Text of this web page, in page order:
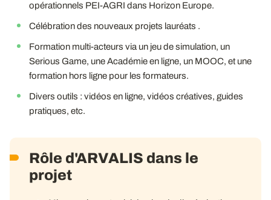
opérationnels PEI-AGRI dans Horizon Europe.
Célébration des nouveaux projets lauréats .
Formation multi-acteurs via un jeu de simulation, un
Serious Game, une Académie en ligne, un MOOC, et une
formation hors ligne pour les formateurs.
Divers outils : vidéos en ligne, vidéos créatives, guides
pratiques, etc.
Rôle d'ARVALIS dans le
projet